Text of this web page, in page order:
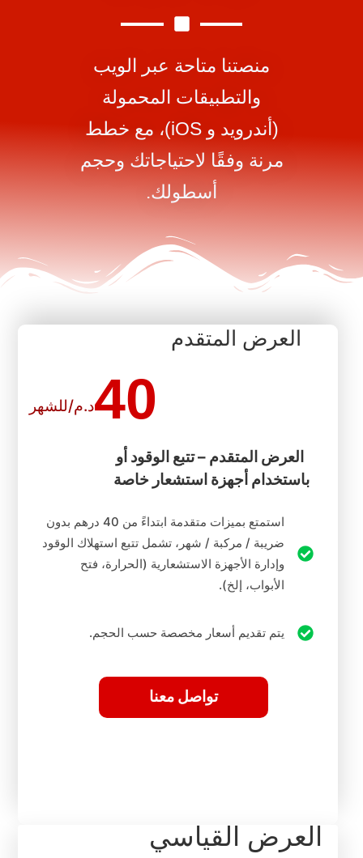
منصتنا متاحة عبر الويب
والتطبيقات المحمولة
(أندرويد و iOS)، مع خطط
مرنة وفقًا لاحتياجاتك وحجم
أسطولك.
العرض المتقدم
د.م/للشهر40
العرض المتقدم – تتبع الوقود أو
باستخدام أجهزة استشعار خاصة
استمتع بميزات متقدمة ابتداءً من 40 درهم بدون
ضريبة / مركبة / شهر، تشمل تتبع استهلاك الوقود
وإدارة الأجهزة الاستشعارية (الحرارة، فتح
الأبواب، إلخ).
يتم تقديم أسعار مخصصة حسب الحجم.
تواصل معنا
العرض القياسي